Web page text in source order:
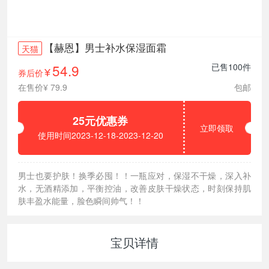
天猫 【赫恩】男士补水保湿面霜
券后价¥ 54.9
已售100件
在售价¥ 79.9
包邮
25元优惠券
使用时间2023-12-18-2023-12-20
立即领取
男士也要护肤！换季必囤！！一瓶应对，保湿不干燥，深入补
水，无酒精添加，平衡控油，改善皮肤干燥状态，时刻保持肌
肤丰盈水能量，脸色瞬间帅气！！
宝贝详情